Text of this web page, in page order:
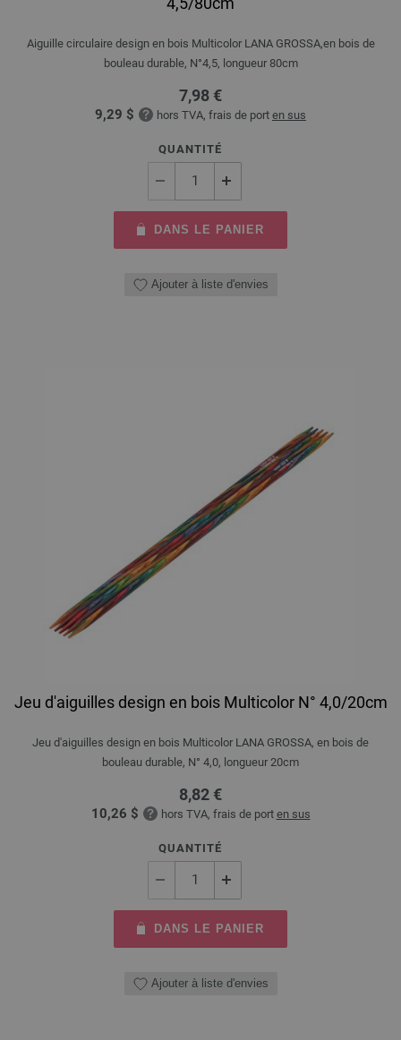
Aiguille circulaire design en bois Multicolor LANA GROSSA,en bois de
bouleau durable, N°4,5, longueur 80cm
7,98 €
9,29 $ hors TVA, frais de port en sus
QUANTITÉ
DANS LE PANIER
Ajouter à liste d'envies
Jeu d'aiguilles design en bois Multicolor N° 4,0/20cm
Jeu d'aiguilles design en bois Multicolor LANA GROSSA, en bois de
bouleau durable, N° 4,0, longueur 20cm
8,82 €
10,26 $ hors TVA, frais de port en sus
QUANTITÉ
DANS LE PANIER
Ajouter à liste d'envies